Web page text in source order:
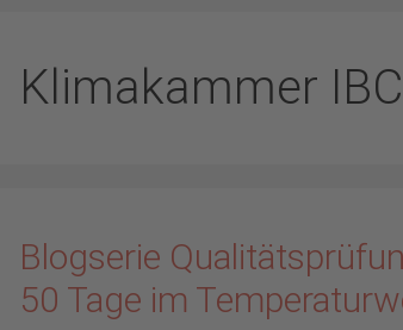
Klimakammer IBC
Blogserie
50 Tage im